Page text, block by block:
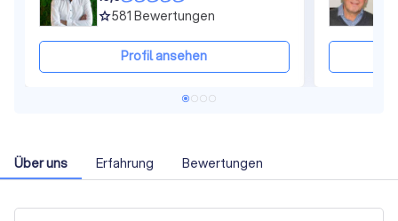
grade581 Bewertungen
Profil ansehen
Über uns Erfahrung Bewertungen